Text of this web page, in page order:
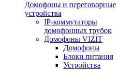
Домофоны и переговорные
устройства
IP-коммутаторы
домофонных трубок
Домофоны VIZIT
Домофоны
Блоки питания
Устройства